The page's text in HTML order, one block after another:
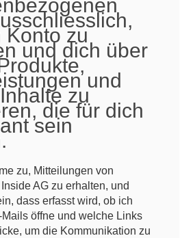
Konto zu
und dich über
und
zu
die für dich
sein
zu, Mitteilungen von
AG zu erhalten, und
dass erfasst wird, ob ich
öffne und welche Links
um die Kommunikation zu